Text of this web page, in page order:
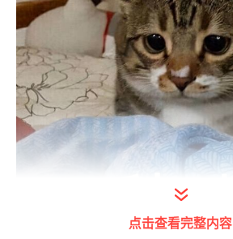
点击查看完整内容